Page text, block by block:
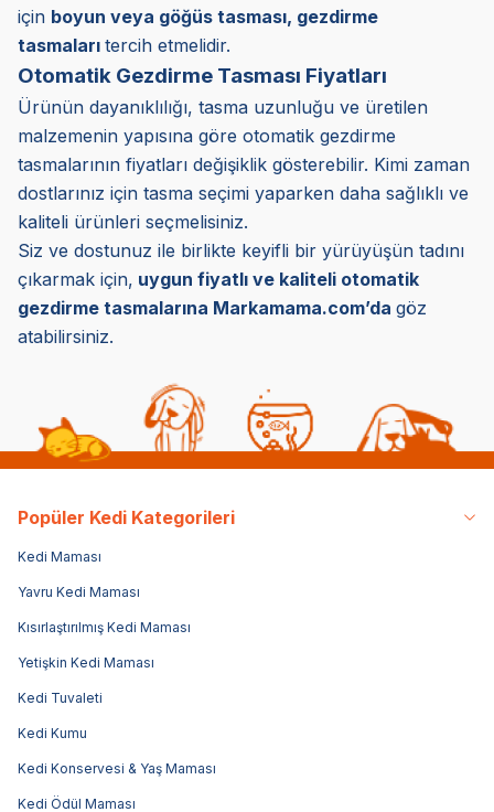
için boyun veya göğüs tasması, gezdirme
tasmaları tercih etmelidir.
Otomatik Gezdirme Tasması Fiyatları
Ürünün dayanıklılığı, tasma uzunluğu ve üretilen
malzemenin yapısına göre otomatik gezdirme
tasmalarının fiyatları değişiklik gösterebilir. Kimi zaman
dostlarınız için tasma seçimi yaparken daha sağlıklı ve
kaliteli ürünleri seçmelisiniz.
Siz ve dostunuz ile birlikte keyifli bir yürüyüşün tadını
çıkarmak için, uygun fiyatlı ve kaliteli otomatik
gezdirme tasmalarına Markamama.com’da göz
atabilirsiniz.
Popüler Kedi Kategorileri
Kedi Maması
Yavru Kedi Maması
Kısırlaştırılmış Kedi Maması
Yetişkin Kedi Maması
Kedi Tuvaleti
Kedi Kumu
Kedi Konservesi & Yaş Maması
Kedi Ödül Maması